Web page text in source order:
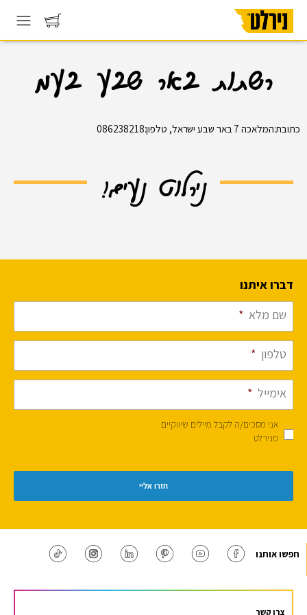
רשתות באר שבע בעמ
כתובת:המלאכה 7 באר שבע ישראל, טלפון:086238218
נירלוט נעים!
דברו איתנו
שם מלא *
טלפון *
אימייל *
אני מסכים/ה לקבל מיילים שיווקיים
מנירלט
חפשו אותנו
צרו קשר